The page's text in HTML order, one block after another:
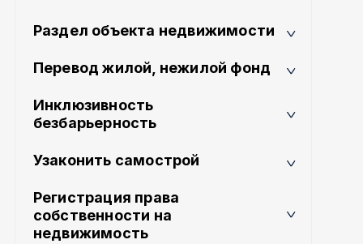
Раздел объекта недвижимости
Перевод жилой, нежилой фонд
Инклюзивность
безбарьерность
Узаконить самострой
Регистрация права
собственности на
недвижимость